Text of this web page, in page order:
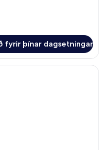
fyrir þínar dagsetningar
öryggishólf í herbergi,